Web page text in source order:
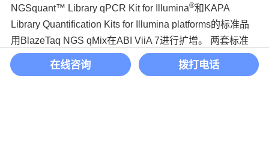
NGSquant™ Library qPCR Kit for Illumina®和KAPA
Library Quantification Kits for Illumina platforms的标准品
用BlazeTaq NGS qMix在ABI ViiA 7进行扩增。 两套标准
品拟合出的标准曲线基本重合，对应浓度的标准品的△Ct
＜0.3。
在线咨询 拨打电话